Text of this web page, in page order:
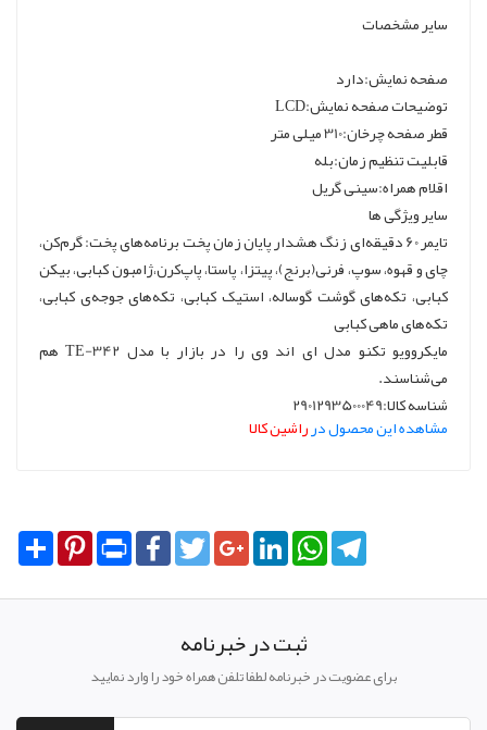
سایر مشخصات
صفحه نمایش:دارد
توضیحات صفحه نمایش:LCD
قطر صفحه چرخان:310 میلی متر
قابلیت تنظیم زمان:بله
اقلام همراه:سینی گریل
سایر ویژگی ها
تایمر 60 دقیقه‌ای زنگ هشدار پایان زمان پخت برنامه‌های پخت: گرم‌کن،
چای و قهوه، سوپ، فرنی(برنج)، پیتزا، پاستا، پاپ‌کرن،ژامبون کبابی، بیکن
کبابی، تکه‌های گوشت گوساله، استیک کبابی، تکه‌های جوجه‌ی کبابی،
تکه‌های ماهی کبابی
مایکروویو تکنو مدل ای اند وی را در بازار با مدل TE-342 هم
می‌شناسند.
شناسه کالا:2901293500049
مشاهده این محصول درراشین کالا
Share PinterestPrint FacebookTwitterGoogle+LinkedInWhatsApp
ثبت در خبرنامه
برای عضویت در خبرنامه لطفا تلفن همراه خود را وارد نمایید